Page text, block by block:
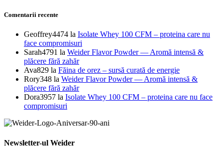
Comentarii recente
Geoffrey4474 la Isolate Whey 100 CFM – proteina care nu
face compromisuri
Sarah4791 la Weider Flavor Powder — Aromă intensă &
plăcere fără zahăr
Ava829 la Făina de orez – sursă curată de energie
Rory348 la Weider Flavor Powder — Aromă intensă &
plăcere fără zahăr
Dora3957 la Isolate Whey 100 CFM – proteina care nu face
compromisuri
Newsletter-ul Weider